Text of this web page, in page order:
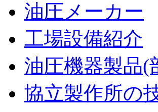
油圧メーカー
工場設備紹介
油圧機器製品(
協立製作所の